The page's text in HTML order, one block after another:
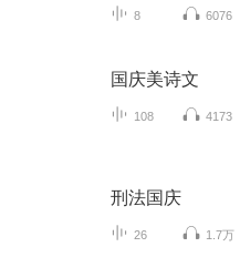
8 6076
国庆美诗文
108 4173
刑法国庆
26 1.7万